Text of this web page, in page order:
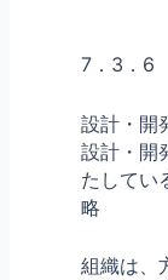
7．3．6
設計・開
設計・開
たしてい
略
組織は、